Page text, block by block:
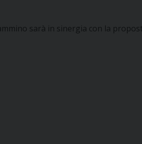
sarà in sinergia con la